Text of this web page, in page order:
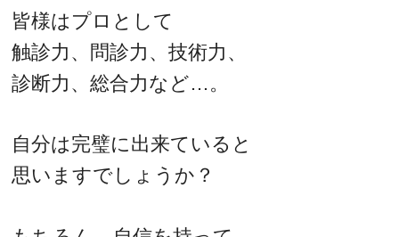
皆様はプロとして
触診力、問診力、技術力、
診断力、総合力など…。
自分は完璧に出来ていると
思いますでしょうか？